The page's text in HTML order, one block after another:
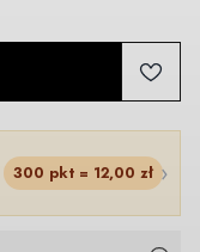
300 pkt = 12,00 zł ›